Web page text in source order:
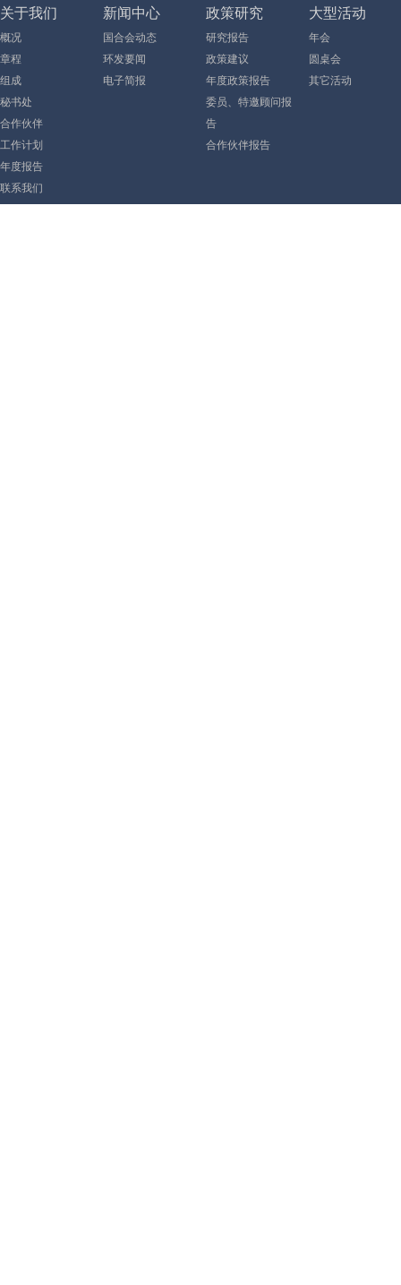
关于我们
概况
章程
组成
秘书处
合作伙伴
工作计划
年度报告
联系我们
新闻中心
国合会动态
环发要闻
电子简报
政策研究
研究报告
政策建议
年度政策报告
委员、特邀顾问报
告
合作伙伴报告
大型活动
年会
圆桌会
其它活动